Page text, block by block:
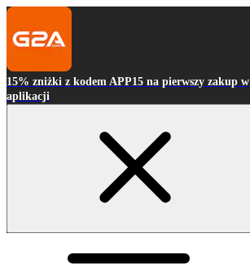
15% zniżki z kodem APP15 na pierwszy zakup w
aplikacji